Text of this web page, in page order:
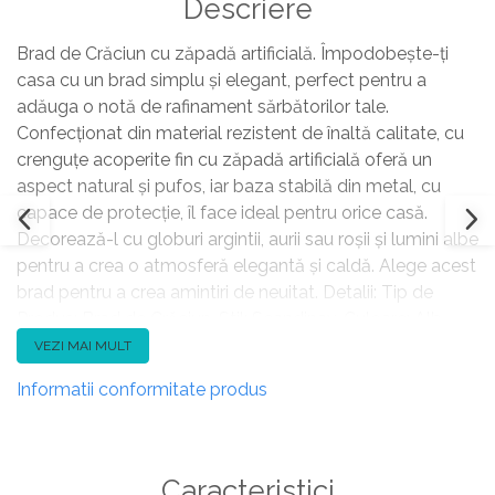
Descriere
Brad de Crăciun cu zăpadă artificială. Împodobește-ți
casa cu un brad simplu și elegant, perfect pentru a
adăuga o notă de rafinament sărbătorilor tale.
Confecționat din material rezistent de înaltă calitate, cu
crenguțe acoperite fin cu zăpadă artificială oferă un
aspect natural și pufos, iar baza stabilă din metal, cu
capace de protecție, îl face ideal pentru orice casă.
Decorează-l cu globuri argintii, aurii sau roșii și lumini albe
pentru a crea o atmosferă elegantă și caldă. Alege acest
brad pentru a crea amintiri de neuitat. Detalii: Tip de
Nuanță: Alb-murdar. Material: Material sintetic. Material
Nu. Dimensiuni: Adâncime: 150 cm. Lățime: 150 cm.
zăpadă artificială, Ajustare ușoară a ramurilor, Materiale
VEZI MAI MULT
Informatii conformitate produs